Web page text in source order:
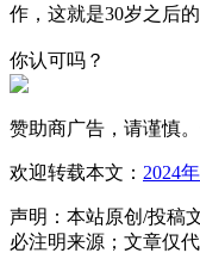
作，这就是30岁之后
你认可吗？
赞助商广告，请谨慎
欢迎转载本文： 2024
声明：本站原创/投稿
必注明来源；文章仅